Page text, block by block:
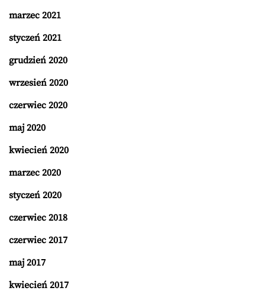
marzec 2021
styczeń 2021
grudzień 2020
wrzesień 2020
czerwiec 2020
maj 2020
kwiecień 2020
marzec 2020
styczeń 2020
czerwiec 2018
czerwiec 2017
maj 2017
kwiecień 2017